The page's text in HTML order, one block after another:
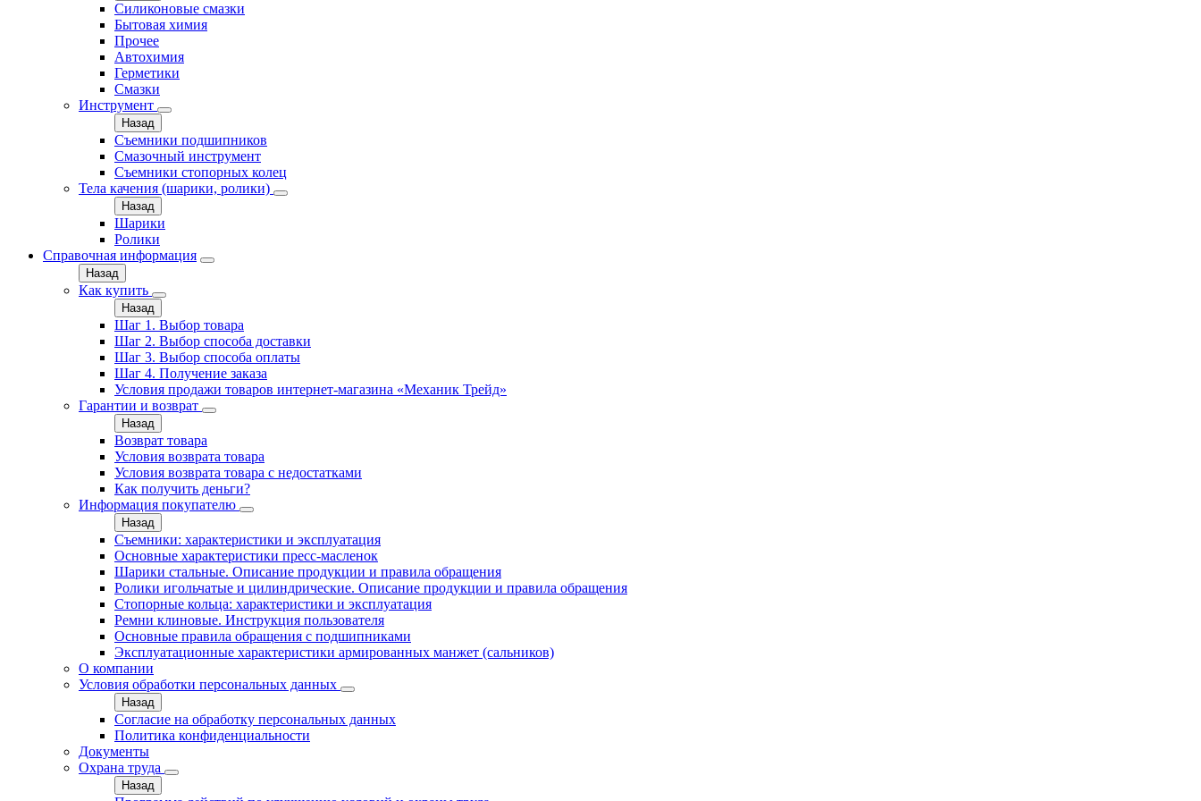
Силиконовые смазки
Бытовая химия
Прочее
Автохимия
Герметики
Смазки
Инструмент
Назад
Съемники подшипников
Смазочный инструмент
Съемники стопорных колец
Тела качения (шарики, ролики)
Назад
Шарики
Ролики
Справочная информация
Назад
Как купить
Назад
Шаг 1. Выбор товара
Шаг 2. Выбор способа доставки
Шаг 3. Выбор способа оплаты
Шаг 4. Получение заказа
Условия продажи товаров интернет-магазина «Механик Трейд»
Гарантии и возврат
Назад
Возврат товара
Условия возврата товара
Условия возврата товара с недостатками
Как получить деньги?
Информация покупателю
Назад
Съемники: характеристики и эксплуатация
Основные характеристики пресс‑масленок
Шарики стальные. Описание продукции и правила обращения
Ролики игольчатые и цилиндрические. Описание продукции и правила обращения
Стопорные кольца: характеристики и эксплуатация
Ремни клиновые. Инструкция пользователя
Основные правила обращения с подшипниками
Эксплуатационные характеристики армированных манжет (сальников)
О компании
Условия обработки персональных данных
Назад
Согласие на обработку персональных данных
Политика конфиденциальности
Документы
Охрана труда
Назад